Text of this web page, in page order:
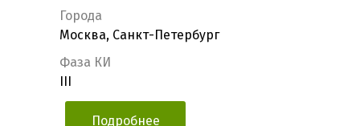
Города
Москва, Санкт-Петербург
Фаза КИ
Подробнее